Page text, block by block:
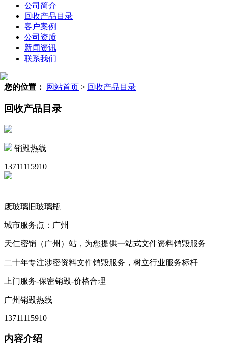
公司简介
回收产品目录
客户案例
公司资质
新闻资讯
联系我们
您的位置： 网站首页 > 回收产品目录
回收产品目录
销毁热线
13711115910
废玻璃旧玻璃瓶
城市服务点：广州
天仁密销（广州）站，为您提供一站式文件资料销毁服务
二十年专注涉密资料文件销毁服务，树立行业服务标杆
上门服务-保密销毁-价格合理
广州销毁热线
13711115910
内容介绍